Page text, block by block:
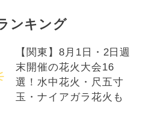
ンキング
【関東】8月1日・2日週
末開催の花火大会16
選！水中花火・尺五寸
玉・ナイアガラ花火も